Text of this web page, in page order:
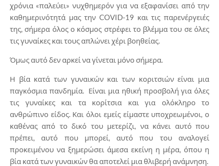
χρόνια «παλεύει» νυχθημερόν για να εξαφανίσει από την
καθημερινότητά μας την COVID-19 και τις παρενέργειές
της, σήμερα όλος ο κόσμος στρέφει το βλέμμα του σε όλες
τις γυναίκες και τους απλώνει χέρι βοηθείας.
Όμως αυτό δεν αρκεί να γίνεται μόνο σήμερα.
Η βία κατά των γυναικών και των κοριτσιών είναι μια
παγκόσμια πανδημία. Είναι μια ηθική προσβολή για όλες
τις γυναίκες και τα κορίτσια και για ολόκληρο το
ανθρώπινο είδος. Και όλοι εμείς είμαστε υποχρεωμένοι, ο
καθένας από το δικό του μετερίζι, να κάνει αυτό που
πρέπει, αυτό που μπορεί, αυτό που του αναλογεί
προκειμένου να ξημερώσει άμεσα εκείνη η μέρα, όπου η
βία κατά των γυναικών θα αποτελεί μια θλιβερή ανάμνηση.